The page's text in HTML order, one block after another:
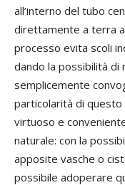
all’interno del tubo
direttamente a terra
processo evita scoli
dando la possibilità di
semplicemente
particolarità di
virtuoso e
naturale: con la
apposite vasche o
possibile adoperare